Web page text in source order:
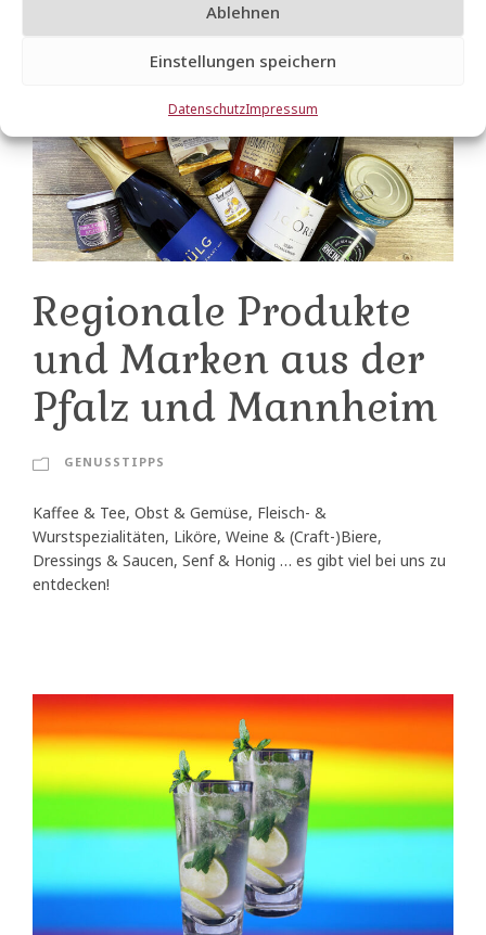
Ablehnen
Einstellungen speichern
DatenschutzImpressum
Regionale Produkte
und Marken aus der
Pfalz und Mannheim
GENUSSTIPPS
Kaffee & Tee, Obst & Gemüse, Fleisch- &
Wurstspezialitäten, Liköre, Weine & (Craft-)Biere,
Dressings & Saucen, Senf & Honig … es gibt viel bei uns zu
entdecken!